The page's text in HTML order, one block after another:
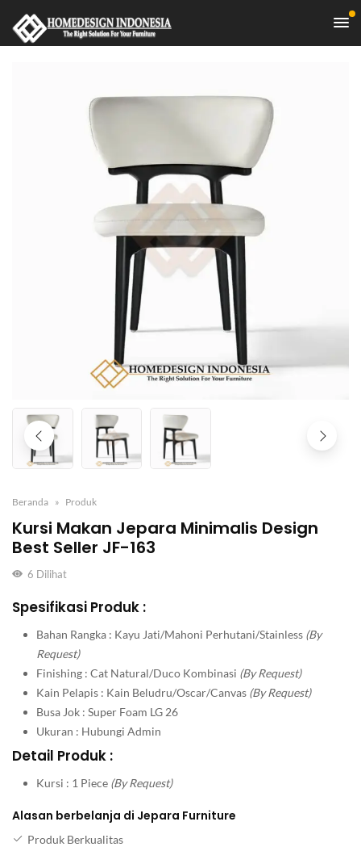
Beranda Produk
Kursi Makan Jepara Minimalis Design
Best Seller JF-163
6 Dilihat
Spesifikasi Produk :
Bahan Rangka : Kayu Jati/Mahoni Perhutani/Stainless (By
Request)
Finishing : Cat Natural/Duco Kombinasi (By Request)
Kain Pelapis : Kain Beludru/Oscar/Canvas (By Request)
Busa Jok : Super Foam LG 26
Ukuran : Hubungi Admin
Detail Produk :
Kursi : 1 Piece (By Request)
Alasan berbelanja di Jepara Furniture
Produk Berkualitas